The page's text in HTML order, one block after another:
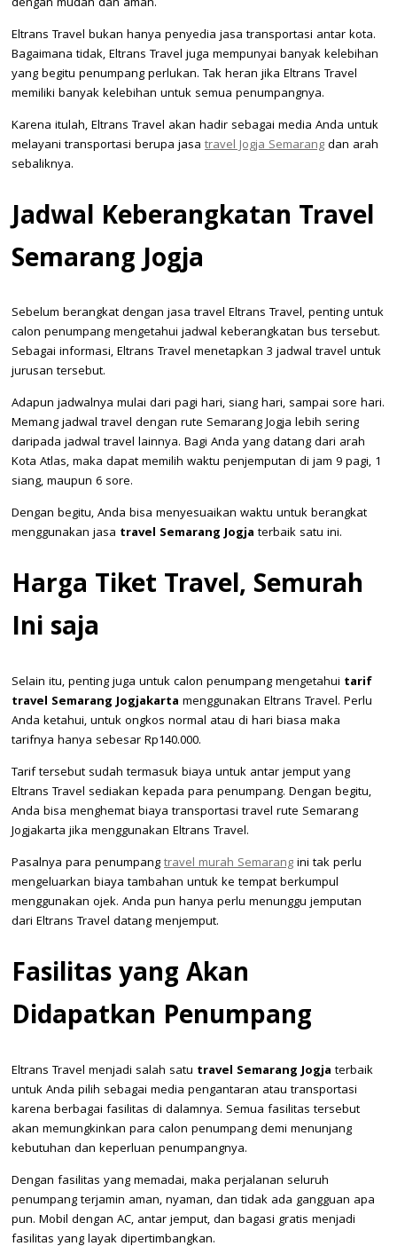
Eltrans Travel bukan hanya penyedia jasa transportasi antar kota.
Bagaimana tidak, Eltrans Travel juga mempunyai banyak kelebihan
yang begitu penumpang perlukan. Tak heran jika Eltrans Travel
memiliki banyak kelebihan untuk semua penumpangnya.
Karena itulah, Eltrans Travel akan hadir sebagai media Anda untuk
melayani transportasi berupa jasa travel Jogja Semarangdan arah
sebaliknya.
Jadwal Keberangkatan Travel
Semarang Jogja
Sebelum berangkat dengan jasa travel Eltrans Travel, penting untuk
calon penumpang mengetahui jadwal keberangkatan bus tersebut.
Sebagai informasi, Eltrans Travel menetapkan 3 jadwal travel untuk
jurusan tersebut.
Adapun jadwalnya mulai dari pagi hari, siang hari, sampai sore hari.
Memang jadwal travel dengan rute Semarang Jogja lebih sering
daripada jadwal travel lainnya. Bagi Anda yang datang dari arah
Kota Atlas, maka dapat memilih waktu penjemputan di jam 9 pagi, 1
siang, maupun 6 sore.
Dengan begitu, Anda bisa menyesuaikan waktu untuk berangkat
menggunakan jasa travel Semarang Jogja terbaik satu ini.
Harga Tiket Travel, Semurah
Ini saja
Selain itu, penting juga untuk calon penumpang mengetahui tarif
travel Semarang Jogjakarta menggunakan Eltrans Travel. Perlu
Anda ketahui, untuk ongkos normal atau di hari biasa maka
tarifnya hanya sebesar Rp140.000.
Tarif tersebut sudah termasuk biaya untuk antar jemput yang
Eltrans Travel sediakan kepada para penumpang. Dengan begitu,
Anda bisa menghemat biaya transportasi travel rute Semarang
Jogjakarta jika menggunakan Eltrans Travel.
Pasalnya para penumpangtravel murah Semarangini tak perlu
mengeluarkan biaya tambahan untuk ke tempat berkumpul
menggunakan ojek. Anda pun hanya perlu menunggu jemputan
dari Eltrans Travel datang menjemput.
Fasilitas yang Akan
Didapatkan Penumpang
Eltrans Travel menjadi salah satu travel Semarang Jogja terbaik
untuk Anda pilih sebagai media pengantaran atau transportasi
karena berbagai fasilitas di dalamnya. Semua fasilitas tersebut
akan memungkinkan para calon penumpang demi menunjang
kebutuhan dan keperluan penumpangnya.
Dengan fasilitas yang memadai, maka perjalanan seluruh
penumpang terjamin aman, nyaman, dan tidak ada gangguan apa
pun. Mobil dengan AC, antar jemput, dan bagasi gratis menjadi
fasilitas yang layak dipertimbangkan.